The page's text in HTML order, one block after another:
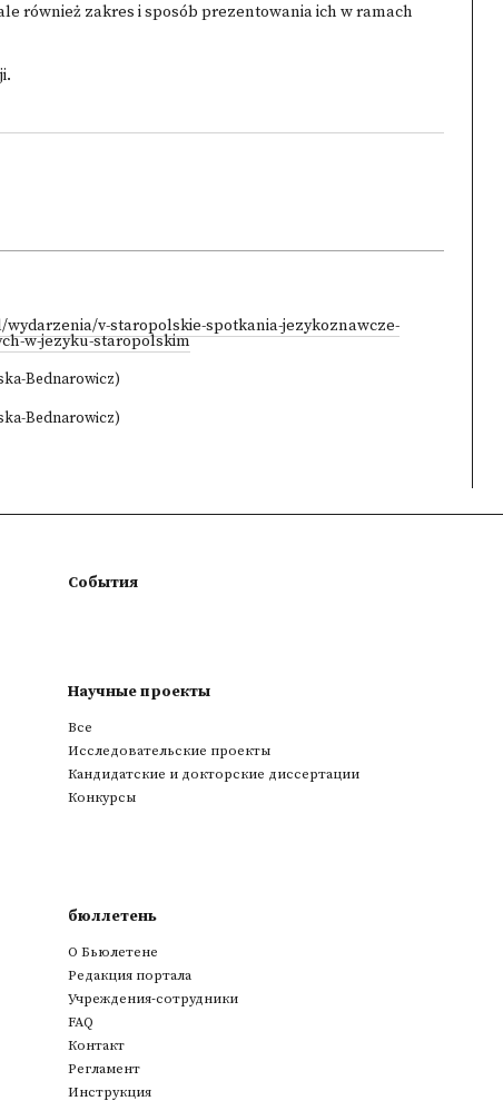
również zakres i sposób prezentowania ich w ramach
.
v-staropolskie-spotkania-jezykoznawcze-
w-jezyku-staropolskim
Bednarowicz)
Bednarowicz)
События
Научные проекты
Все
Исследовательские проекты
Кандидатские и докторские диссертации
Конкурсы
бюллетень
О Бьюлетене
Редакция портала
Учреждения-сотрудники
FAQ
Контакт
Регламент
Инструкция